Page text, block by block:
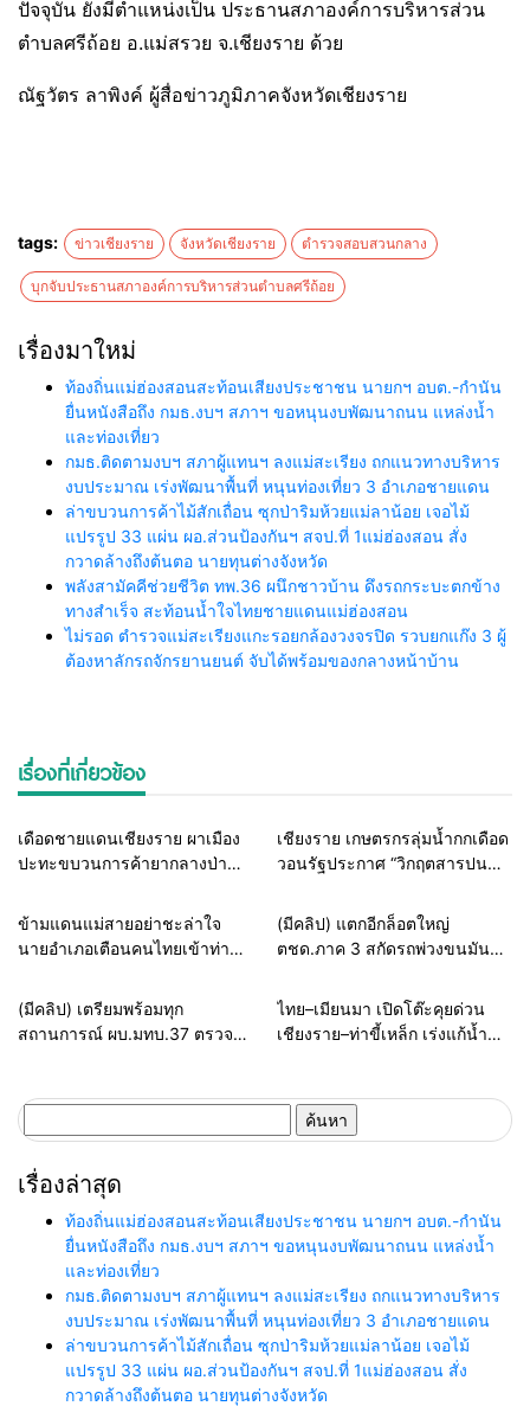
ปัจจุบัน ยังมีตำแหน่งเป็น ประธานสภาองค์การบริหารส่วน
ตำบลศรีถ้อย อ.แม่สรวย จ.เชียงราย ด้วย
ณัฐวัตร ลาพิงค์ ผู้สื่อข่าวภูมิภาคจังหวัดเชียงราย
tags: ข่าวเชียงราย จังหวัดเชียงราย ตำรวจสอบสวนกลาง
บุกจับประธานสภาองค์การบริหารส่วนตำบลศรีถ้อย
เรื่องมาใหม่
ท้องถิ่นแม่ฮ่องสอนสะท้อนเสียงประชาชน นายกฯ อบต.-กำนัน
ยื่นหนังสือถึง กมธ.งบฯ สภาฯ ขอหนุนงบพัฒนาถนน แหล่งน้ำ
และท่องเที่ยว
กมธ.ติดตามงบฯ สภาผู้แทนฯ ลงแม่สะเรียง ถกแนวทางบริหาร
งบประมาณ เร่งพัฒนาพื้นที่ หนุนท่องเที่ยว 3 อำเภอชายแดน
ล่าขบวนการค้าไม้สักเถื่อน ซุกป่าริมห้วยแม่ลาน้อย เจอไม้
แปรรูป 33 แผ่น ผอ.ส่วนป้องกันฯ สจป.ที่ 1แม่ฮ่องสอน สั่ง
กวาดล้างถึงต้นตอ นายทุนต่างจังหวัด
พลังสามัคคีช่วยชีวิต ทพ.36 ผนึกชาวบ้าน ดึงรถกระบะตกข้าง
ทางสำเร็จ สะท้อนน้ำใจไทยชายแดนแม่ฮ่องสอน
ไม่รอด ตำรวจแม่สะเรียงแกะรอยกล้องวงจรปิด รวบยกแก๊ง 3 ผู้
ต้องหาลักรถจักรยานยนต์ จับได้พร้อมของกลางหน้าบ้าน
เรื่องที่เกี่ยวข้อง
รอบรั้วทั่วไทย แวดวงทหาร
เดือดชายแดนเชียงราย ผาเมือง
ปะทะขบวนการค้ายากลางป่า
เม็ด สกัดทะลักเข้าพื้นที่ชั้นใน
Home รอบรั้วทั่วไทย
เชียงราย เกษตรกรลุ่มน้ำกกเดือด
วอนรัฐประกาศ “วิกฤตสารปน
ต้นเหตุเหมืองต้นน้ำ หวั่นกระทบ
สุขภาพ-เศรษฐกิจ
Home รอบรั้วทั่วไทย
ข้ามแดนแม่สายอย่าชะล่าใจ
นายอำเภอเตือนคนไทยเข้าท่าขี้
นมา เสี่ยงถูกจับดำเนินคดี
Home แวดวงตำรวจ
(มีคลิป) แตกอีกล็อตใหญ่
ตชด.ภาค 3 สกัดรถพ่วงขนมัน
รวบ 2 ผู้ต้องหาคาด่านแม่ลาว
Home แวดวงทหาร
(มีคลิป) เตรียมพร้อมทุก
สถานการณ์ ผบ.มทบ.37 ตรวจ
ประชาชนได้ทันทุกวิกฤต
Home รอบรั้วทั่วไทย
ไทย–เมียนมา เปิดโต๊ะคุยด่วน
เชียงราย–ท่าขี้เหล็ก เร่งแก้น้ำ
ประชาชนสองฝั่ง
สำหรับ:
เรื่องล่าสุด
ท้องถิ่นแม่ฮ่องสอนสะท้อนเสียงประชาชน นายกฯ อบต.-กำนัน
ยื่นหนังสือถึง กมธ.งบฯ สภาฯ ขอหนุนงบพัฒนาถนน แหล่งน้ำ
และท่องเที่ยว
กมธ.ติดตามงบฯ สภาผู้แทนฯ ลงแม่สะเรียง ถกแนวทางบริหาร
งบประมาณ เร่งพัฒนาพื้นที่ หนุนท่องเที่ยว 3 อำเภอชายแดน
ล่าขบวนการค้าไม้สักเถื่อน ซุกป่าริมห้วยแม่ลาน้อย เจอไม้
แปรรูป 33 แผ่น ผอ.ส่วนป้องกันฯ สจป.ที่ 1แม่ฮ่องสอน สั่ง
กวาดล้างถึงต้นตอ นายทุนต่างจังหวัด